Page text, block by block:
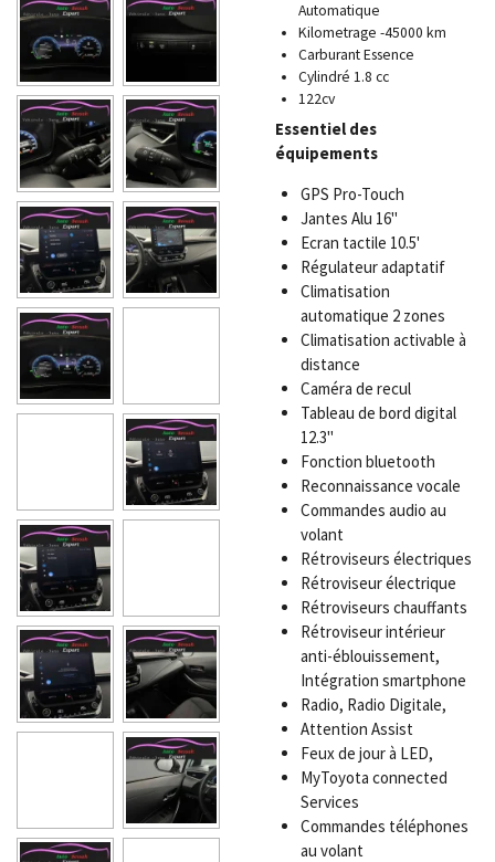
Automatique
Kilometrage -45000 km
Carburant Essence
Cylindré 1.8 cc
122cv
Essentiel des
équipements
GPS Pro-Touch
Jantes Alu 16"
Ecran tactile 10.5'
Régulateur adaptatif
Climatisation
automatique 2 zones
Climatisation activable à
distance
Caméra de recul
Tableau de bord digital
12.3"
Fonction bluetooth
Reconnaissance vocale
Commandes audio au
volant
Rétroviseurs électriques
Rétroviseur électrique
Rétroviseurs chauffants
Rétroviseur intérieur
anti-éblouissement,
Intégration smartphone
Radio, Radio Digitale,
Attention Assist
Feux de jour à LED,
MyToyota connected
Services
Commandes téléphones
au volant